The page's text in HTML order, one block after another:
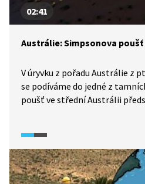
02:41
Austrálie: Simpsonova poušť
V úryvku z pořadu Austrálie z
se podíváme do jedné z
poušť ve střední Austrálii